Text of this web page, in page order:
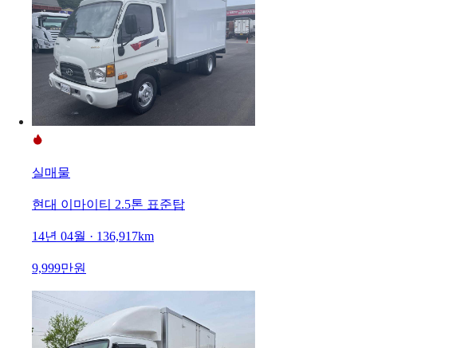
실매물
현대 이마이티 2.5톤 표준탑
14년 04월 · 136,917km
9,999만원